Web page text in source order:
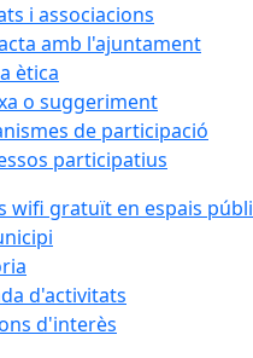
i associacions
amb l'ajuntament
ètica
o suggeriment
de participació
participatius
wifi gratuït en espais
d'activitats
d'interès